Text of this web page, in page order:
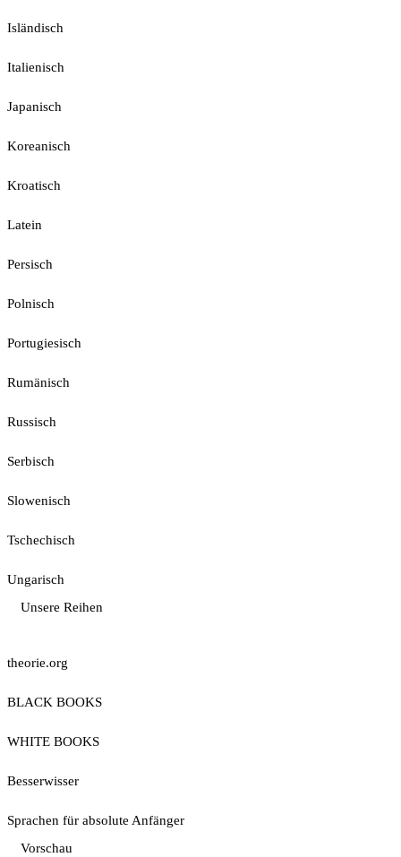
Isländisch
Italienisch
Japanisch
Koreanisch
Kroatisch
Latein
Persisch
Polnisch
Portugiesisch
Rumänisch
Russisch
Serbisch
Slowenisch
Tschechisch
Ungarisch
Unsere Reihen
theorie.org
BLACK BOOKS
WHITE BOOKS
Besserwisser
Sprachen für absolute Anfänger
Vorschau